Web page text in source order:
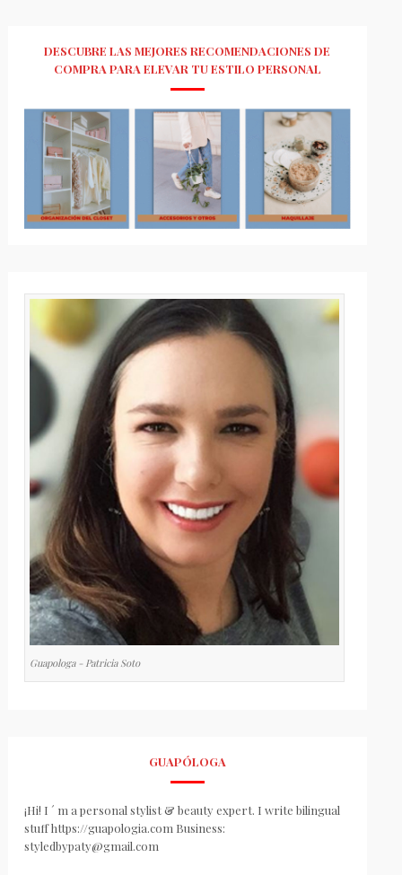
DESCUBRE LAS MEJORES RECOMENDACIONES DE
COMPRA PARA ELEVAR TU ESTILO PERSONAL
Guapologa - Patricia Soto
GUAPÓLOGA
¡Hi! I ´ m a personal stylist & beauty expert. I write bilingual
stuff https://guapologia.com Business:
styledbypaty@gmail.com